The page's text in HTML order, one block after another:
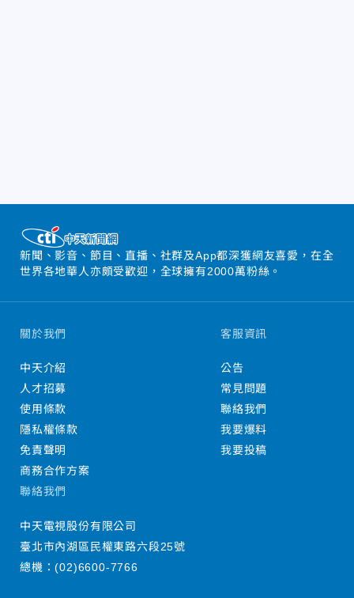
新聞、影音、節目、直播、社群及App都深獲網友喜愛，在全
世界各地華人亦頗受歡迎，全球擁有2000萬粉絲。
關於我們
中天介紹
人才招募
使用條款
隱私權條款
免責聲明
商務合作方案
客服資訊
公告
常見問題
聯絡我們
我要爆料
我要投稿
聯絡我們
中天電視股份有限公司
臺北市內湖區民權東路六段25號
總機：(02)6600-7766